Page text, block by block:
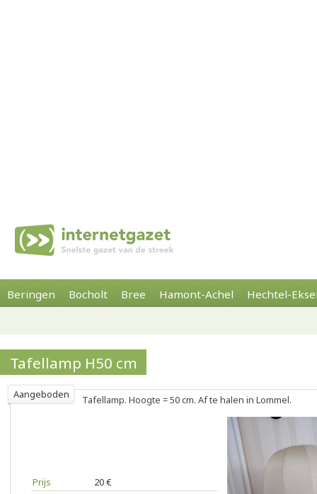
Beringen Bocholt Bree Hamont-Achel Hechtel-
Tafellamp H50 cm
Aangeboden Tafellamp. Hoogte = 50 cm. Af te halen in Lommel.
Prijs
20 €